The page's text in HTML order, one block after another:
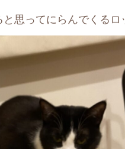
と思ってにらんでくる